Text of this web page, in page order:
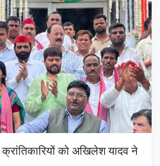
को अखिलेश यादव ने